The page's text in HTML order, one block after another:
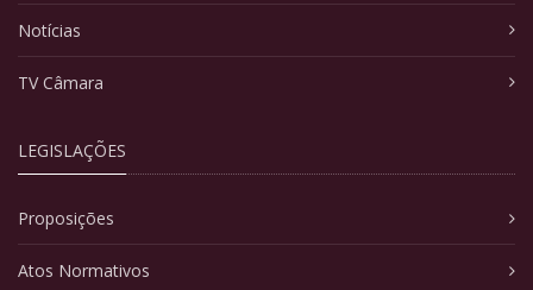
Notícias
TV Câmara
LEGISLAÇÕES
Proposições
Atos Normativos